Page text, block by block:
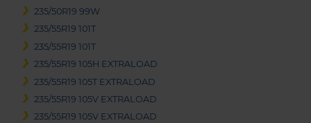
235/50R19 99W
235/55R19 101T
235/55R19 101T
235/55R19 105H EXTRALOAD
235/55R19 105T EXTRALOAD
235/55R19 105V EXTRALOAD
235/55R19 105V EXTRALOAD